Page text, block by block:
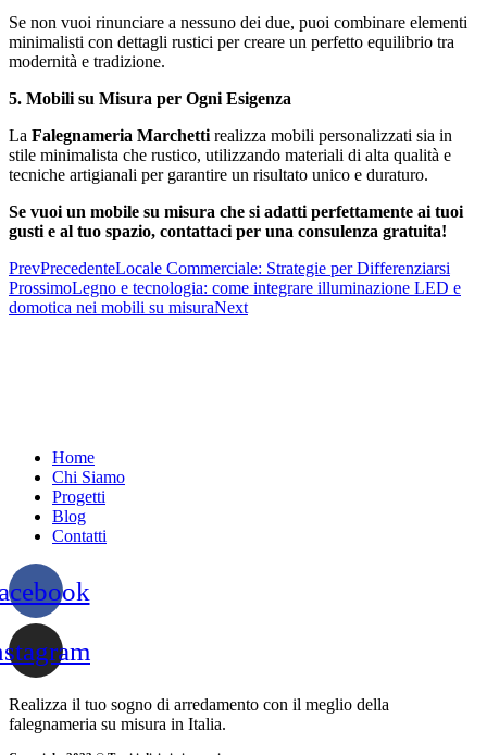
Se non vuoi rinunciare a nessuno dei due, puoi combinare elementi
minimalisti con dettagli rustici per creare un perfetto equilibrio tra
modernità e tradizione.
5. Mobili su Misura per Ogni Esigenza
La Falegnameria Marchetti realizza mobili personalizzati sia in
stile minimalista che rustico, utilizzando materiali di alta qualità e
tecniche artigianali per garantire un risultato unico e duraturo.
Se vuoi un mobile su misura che si adatti perfettamente ai tuoi
gusti e al tuo spazio, contattaci per una consulenza gratuita!
PrevPrecedenteLocale Commerciale: Strategie per Differenziarsi
ProssimoLegno e tecnologia: come integrare illuminazione LED e
domotica nei mobili su misuraNext
Home
Chi Siamo
Progetti
Blog
Contatti
Realizza il tuo sogno di arredamento con il meglio della
falegnameria su misura in Italia.